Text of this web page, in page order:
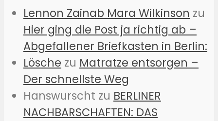
Lennon Zainab Mara Wilkinson zu
Hier ging die Post ja richtig ab –
Abgefallener Briefkasten in Berlin:
Lösche zu Matratze entsorgen –
Der schnellste Weg
Hanswurscht zu BERLINER
NACHBARSCHAFTEN: DAS